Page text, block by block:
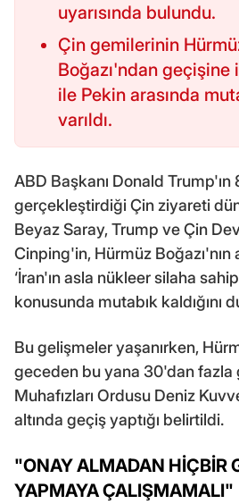
uyarısında bulundu.
Çin gemilerinin
Boğazı'ndan geçişine
ile Pekin arasında
varıldı.
ABD Başkanı Donald Trump'ın
gerçekleştirdiği Çin ziyareti
Beyaz Saray, Trump ve Çin
Cinping'in, Hürmüz Boğazı'nın
‘İran'ın asla nükleer silaha
konusunda mutabık kaldığını
Bu gelişmeler yaşanırken,
geceden bu yana 30'dan fazla
Muhafızları Ordusu Deniz
altında geçiş yaptığı belirtildi.
"ONAY ALMADAN HİÇBİR
YAPMAYA ÇALIŞMAMALI"